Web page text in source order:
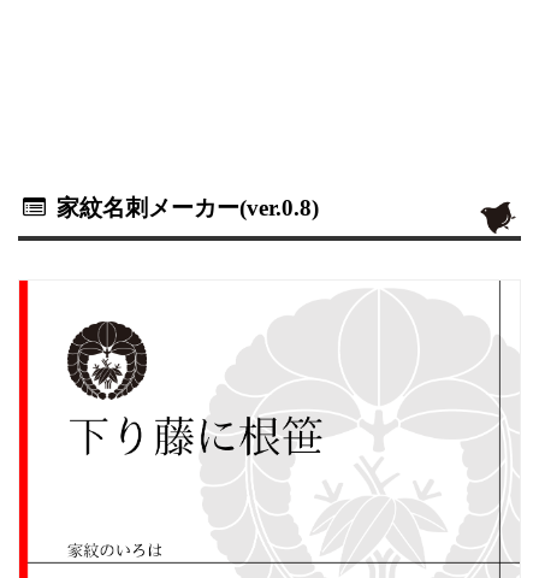
家紋名刺メーカー(ver.0.8)